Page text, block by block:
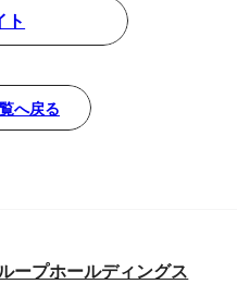
ト
へ戻る
ープホールディングス